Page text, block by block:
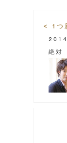
< 1つ
絶対